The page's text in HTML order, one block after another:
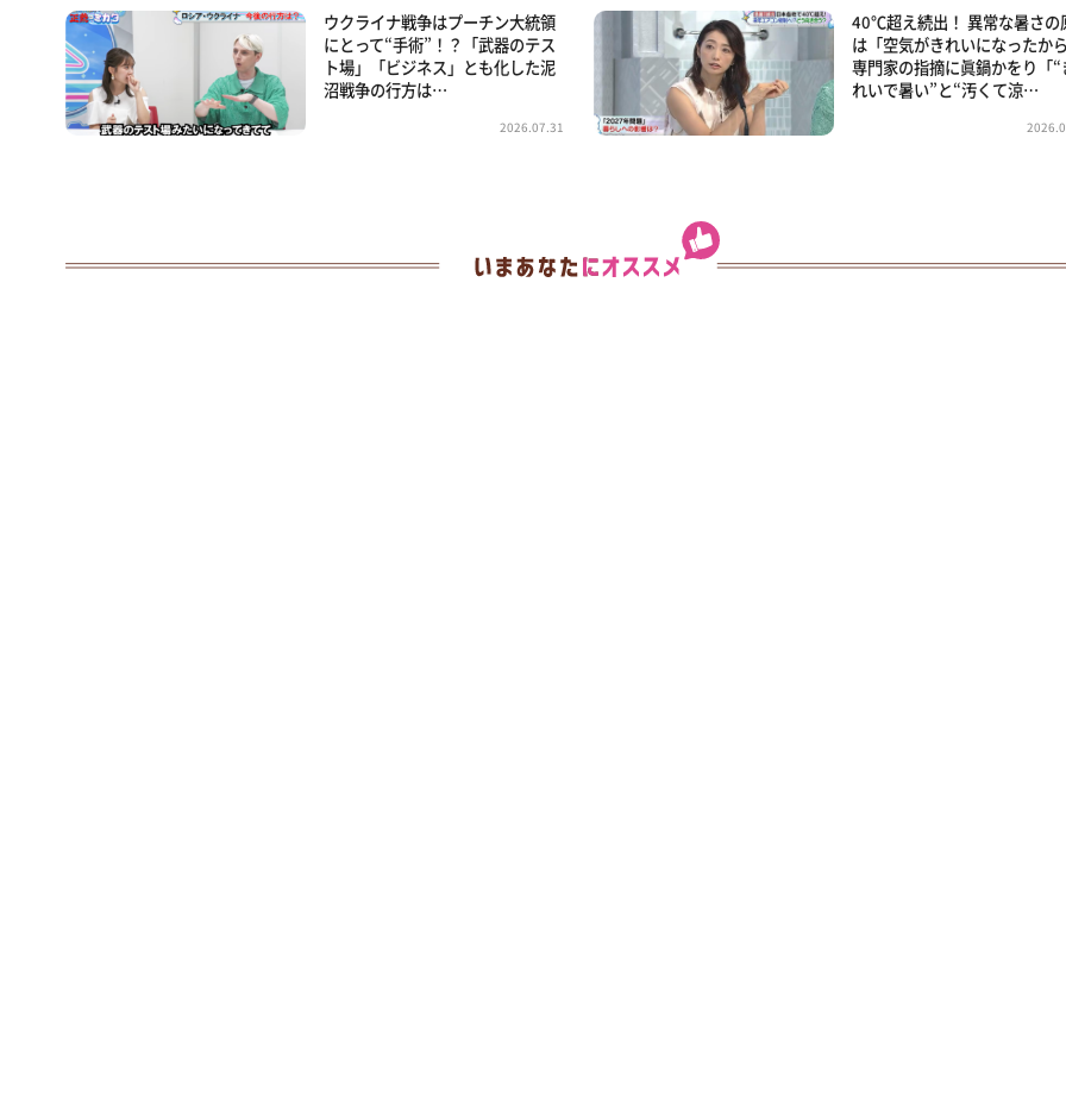
ウクライナ戦争はプーチン大統領
にとって“手術”！？「武器のテス
ト場」「ビジネス」とも化した泥
沼戦争の行方は…
2026.07.31
40℃超え続出！ 異常な暑さの
は「空気がきれいになったから
専門家の指摘に眞鍋かをり「“
れいで暑い”と“汚くて涼…